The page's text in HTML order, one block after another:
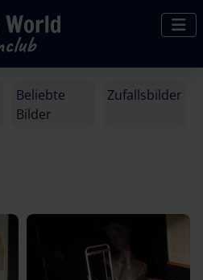
Beliebte
Bilder
Zufallsbilder